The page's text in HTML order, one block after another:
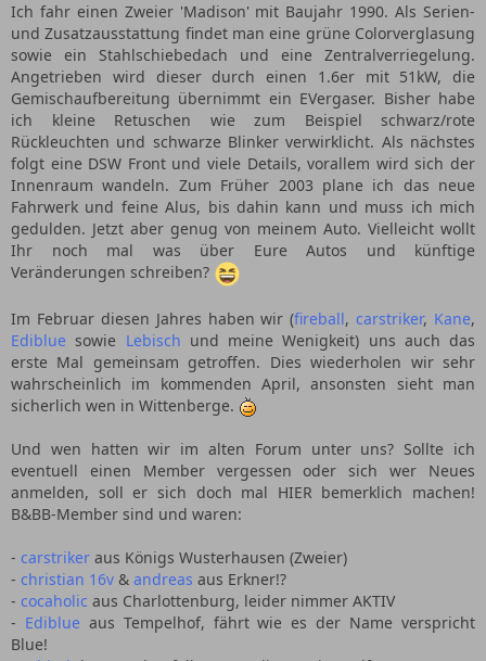
Ich fahr einen Zweier 'Madison' mit Baujahr 1990. Als Serien-
und Zusatzausstattung findet man eine grüne Colorverglasung
sowie ein Stahlschiebedach und eine Zentralverriegelung.
Angetrieben wird dieser durch einen 1.6er mit 51kW, die
Gemischaufbereitung übernimmt ein EVergaser. Bisher habe
ich kleine Retuschen wie zum Beispiel schwarz/rote
Rückleuchten und schwarze Blinker verwirklicht. Als nächstes
folgt eine DSW Front und viele Details, vorallem wird sich der
Innenraum wandeln. Zum Früher 2003 plane ich das neue
Fahrwerk und feine Alus, bis dahin kann und muss ich mich
gedulden. Jetzt aber genug von meinem Auto. Vielleicht wollt
Ihr noch mal was über Eure Autos und künftige
Veränderungen schreiben?
Im Februar diesen Jahres haben wir (fireball, carstriker, Kane,
Ediblue sowie Lebisch und meine Wenigkeit) uns auch das
erste Mal gemeinsam getroffen. Dies wiederholen wir sehr
wahrscheinlich im kommenden April, ansonsten sieht man
sicherlich wen in Wittenberge.
Und wen hatten wir im alten Forum unter uns? Sollte ich
eventuell einen Member vergessen oder sich wer Neues
anmelden, soll er sich doch mal HIER bemerklich machen!
B&BB-Member sind und waren:
- carstriker aus Königs Wusterhausen (Zweier)
- christian 16v & andreas aus Erkner!?
- cocaholic aus Charlottenburg, leider nimmer AKTIV
- Ediblue aus Tempelhof, fährt wie es der Name verspricht
Blue!